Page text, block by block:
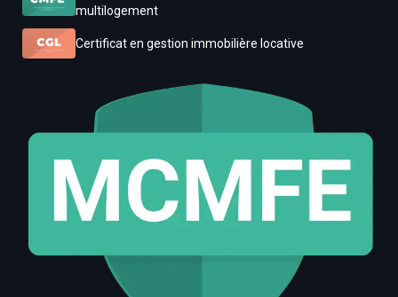
multilogement
Certificat en gestion immobilière locative